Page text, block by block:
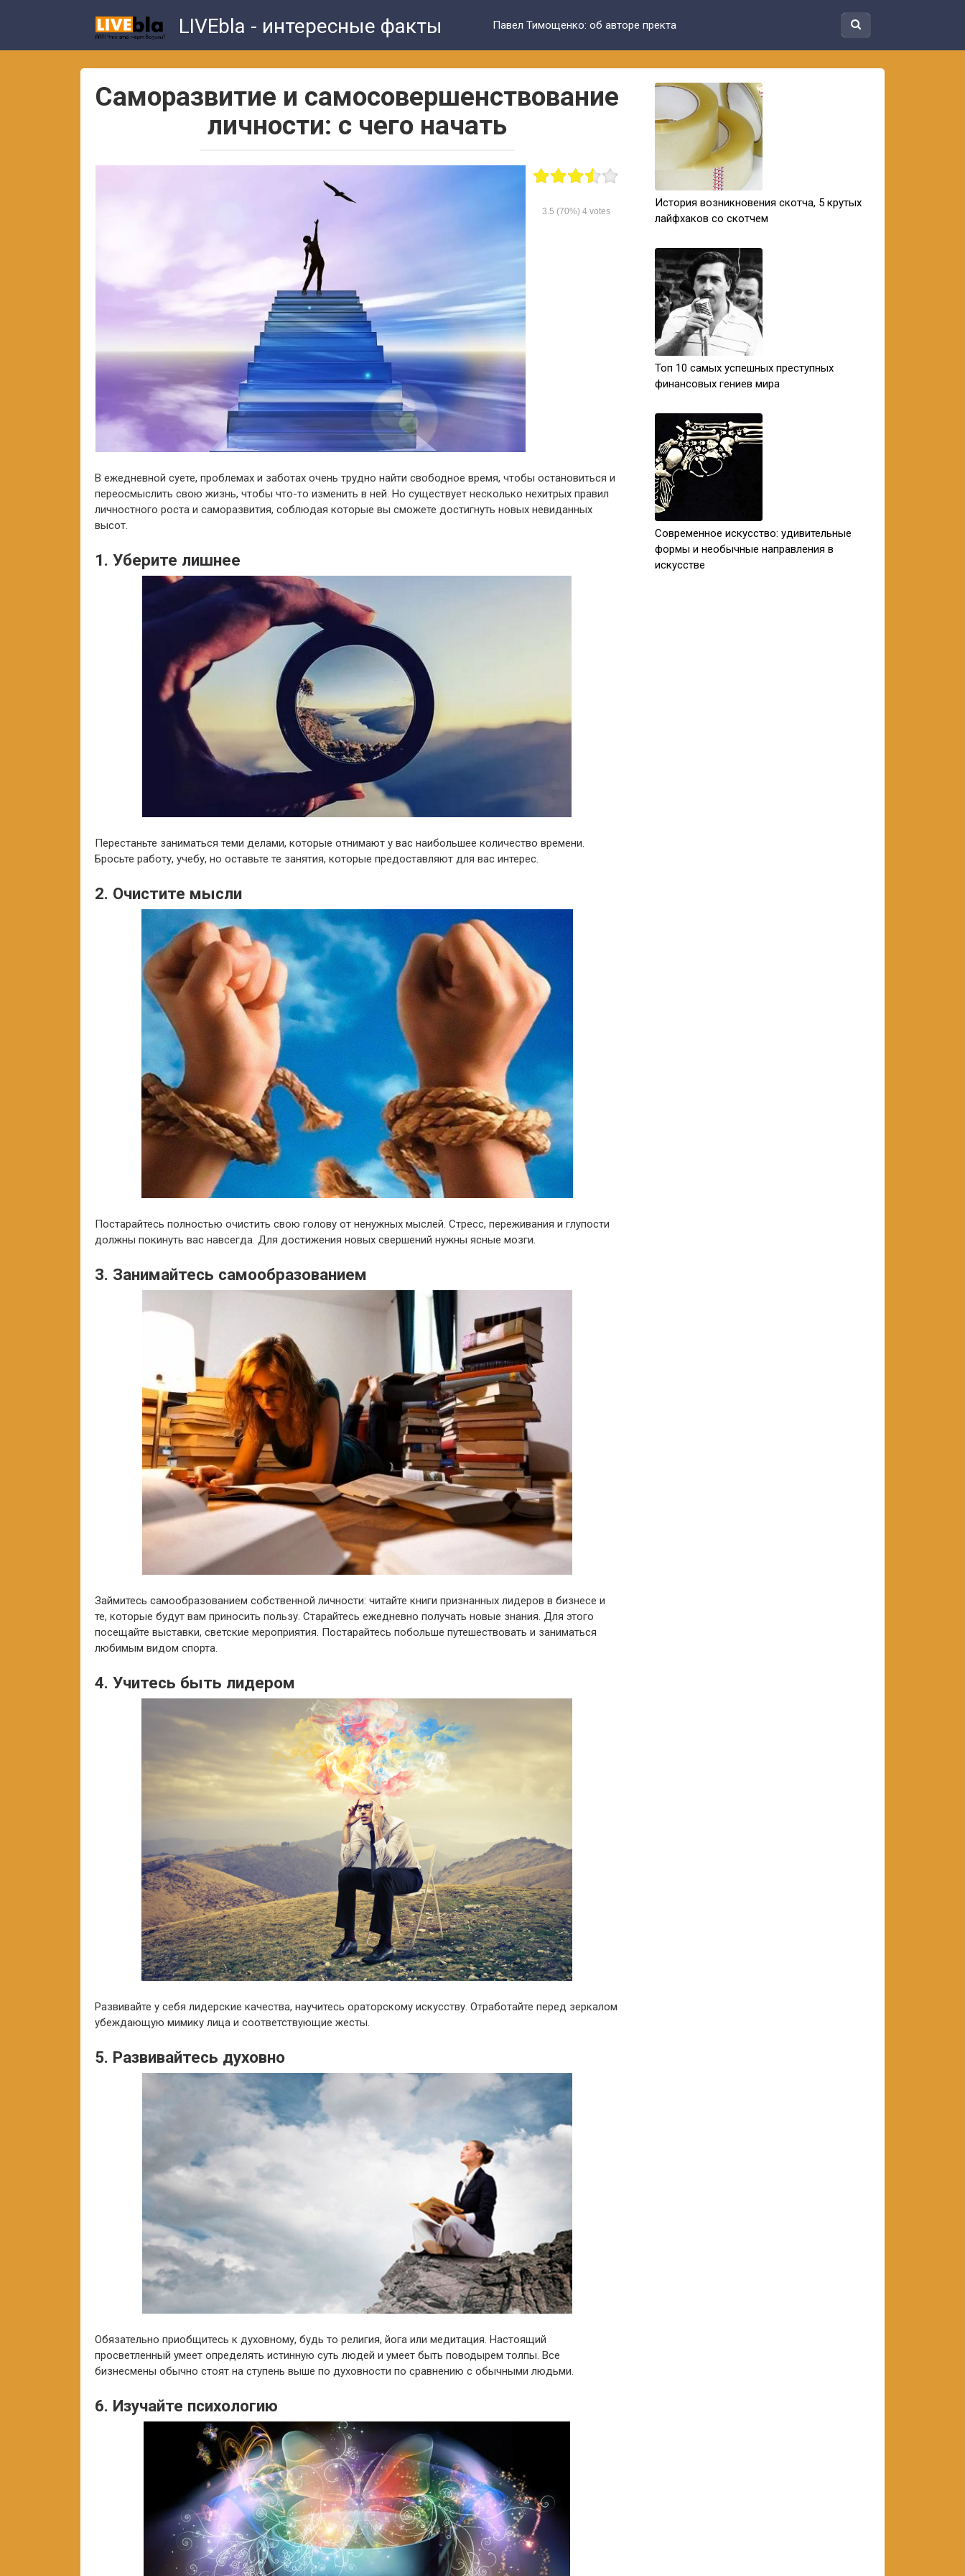
LIVEbla - интересные факты Павел Тимощенко: об авторе пректа
Саморазвитие и самосовершенствование
личности: с чего начать
3.5 (70%) 4votes
В ежедневной суете, проблемах и заботах очень трудно найти свободное время, чтобы остановиться и
переосмыслить свою жизнь, чтобы что-то изменить в ней. Но существует несколько нехитрых правил
личностного роста и саморазвития, соблюдая которые вы сможете достигнуть новых невиданных
высот.
1. Уберите лишнее
Перестаньте заниматься теми делами, которые отнимают у вас наибольшее количество времени.
Бросьте работу, учебу, но оставьте те занятия, которые предоставляют для вас интерес.
2. Очистите мысли
Постарайтесь полностью очистить свою голову от ненужных мыслей. Стресс, переживания и глупости
должны покинуть вас навсегда. Для достижения новых свершений нужны ясные мозги.
3. Занимайтесь самообразованием
Займитесь самообразованием собственной личности: читайте книги признанных лидеров в бизнесе и
те, которые будут вам приносить пользу. Старайтесь ежедневно получать новые знания. Для этого
посещайте выставки, светские мероприятия. Постарайтесь побольше путешествовать и заниматься
любимым видом спорта.
4. Учитесь быть лидером
Развивайте у себя лидерские качества, научитесь ораторскому искусству. Отработайте перед зеркалом
убеждающую мимику лица и соответствующие жесты.
5. Развивайтесь духовно
Обязательно приобщитесь к духовному, будь то религия, йога или медитация. Настоящий
просветленный умеет определять истинную суть людей и умеет быть поводырем толпы. Все
бизнесмены обычно стоят на ступень выше по духовности по сравнению с обычными людьми.
6. Изучайте психологию
История возникновения скотча, 5 крутых
лайфхаков со скотчем
Топ 10 самых успешных преступных
финансовых гениев мира
Современное искусство: удивительные
формы и необычные направления в
искусстве